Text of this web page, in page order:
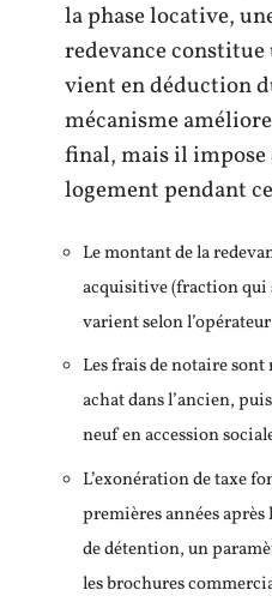
la phase locative,
redevance constitue
vient en déduction
mécanisme
final, mais il impose
logement pendant
Le montant de la
acquisitive (fraction qui
varient selon
Les frais de notaire
achat dans l’ancien,
neuf en accession
L’exonération de taxe
premières années
de détention, un
les brochures